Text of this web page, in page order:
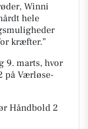
Winni
hele
kræfter.”
9. marts, hvor
på Værløse-
Håndbold 2